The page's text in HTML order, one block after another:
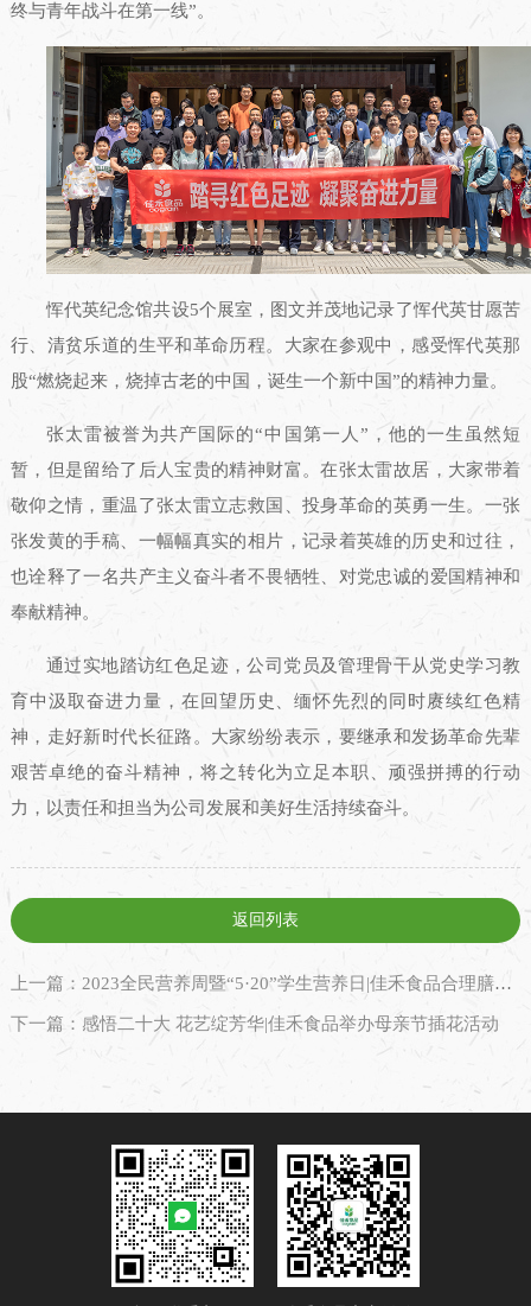
终与青年战斗在第一线”。
恽代英纪念馆共设5个展室，图文并茂地记录了恽代英甘愿苦
行、清贫乐道的生平和革命历程。大家在参观中，感受恽代英那
股“燃烧起来，烧掉古老的中国，诞生一个新中国”的精神力量。
张太雷被誉为共产国际的“中国第一人”，他的一生虽然短
暂，但是留给了后人宝贵的精神财富。在张太雷故居，大家带着
敬仰之情，重温了张太雷立志救国、投身革命的英勇一生。一张
张发黄的手稿、一幅幅真实的相片，记录着英雄的历史和过往，
也诠释了一名共产主义奋斗者不畏牺牲、对党忠诚的爱国精神和
奉献精神。
通过实地踏访红色足迹，公司党员及管理骨干从党史学习教
育中汲取奋进力量，在回望历史、缅怀先烈的同时赓续红色精
神，走好新时代长征路。大家纷纷表示，要继承和发扬革命先辈
艰苦卓绝的奋斗精神，将之转化为立足本职、顽强拼搏的行动
力，以责任和担当为公司发展和美好生活持续奋斗。
返回列表
上一篇：2023全民营养周暨“5·20”学生营养日|佳禾食品合理膳食宣教活动走进校园
下一篇：感悟二十大 花艺绽芳华|佳禾食品举办母亲节插花活动